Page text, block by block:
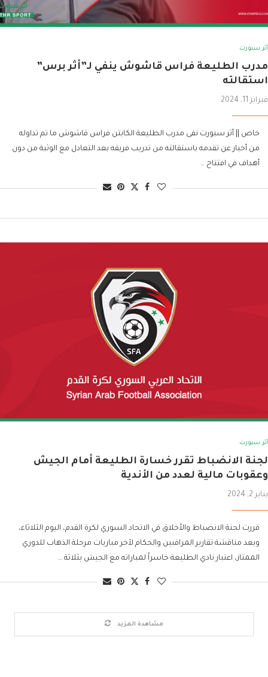
أثر سبورت
مدرب الطليعة فراس قاشوش ينفي لـ”أثر برس”
استقالته
فبراير 11, 2024
خاص || أثر سبورت نفى مدرب الطليعة الكابتن فراس قاشوش ما تم تداوله
من أخبار عن تقدمه باستقالته من تدريب فريقه بعد التعادل مع الوثبة من دون
أهداف في افتتاح …
أثر سبورت
لجنة الانضباط تقرر خسارة الطليعة أمام الجيش
وعقوبات مالية لعدد من الأندية
يناير 2, 2024
قررت لجنة الانضباط والأخلاق في الاتحاد السوري لكرة القدم، اليوم الثلاثاء،
وبعد مناقشة تقارير المراقبين والحكام لآخر مباريات مرحلة الذهاب للدوري
الممتاز، اعتبار نادي الطليعة خاسراً لمباراته مع الجيش بثلاثة …
مشاهدة المزيد